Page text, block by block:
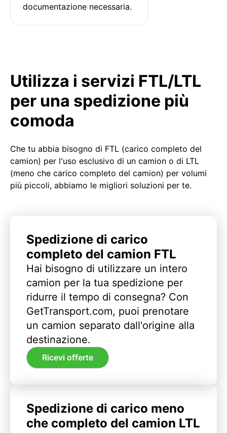
documentazione necessaria.
Utilizza i servizi FTL/LTL
per una spedizione più
comoda
Che tu abbia bisogno di FTL (carico completo del
camion) per l'uso esclusivo di un camion o di LTL
(meno che carico completo del camion) per volumi
più piccoli, abbiamo le migliori soluzioni per te.
Spedizione di carico
completo del camion FTL
Hai bisogno di utilizzare un intero
camion per la tua spedizione per
ridurre il tempo di consegna? Con
GetTransport.com, puoi prenotare
un camion separato dall'origine alla
destinazione.
Ricevi offerte
Spedizione di carico meno
che completo del camion LTL